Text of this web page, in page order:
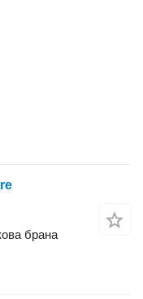
брана